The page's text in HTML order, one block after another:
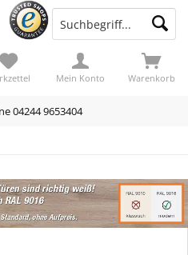
04244 9653404
Warenkorb
Mein Konto